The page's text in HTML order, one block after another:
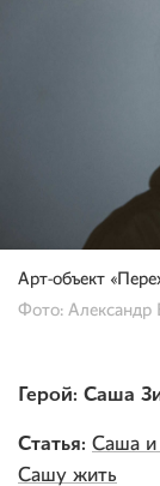
Арт-объект
Фото: Александр
Герой: Саша
Статья: Саша и
Сашу жить